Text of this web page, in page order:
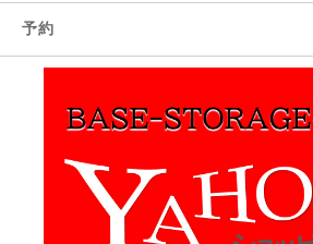
予約